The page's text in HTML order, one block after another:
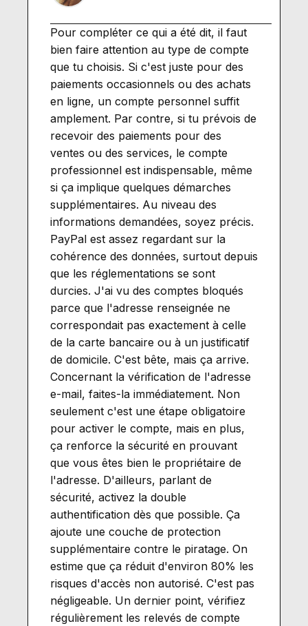
Pour compléter ce qui a été dit, il faut
bien faire attention au type de compte
que tu choisis. Si c'est juste pour des
paiements occasionnels ou des achats
en ligne, un compte personnel suffit
amplement. Par contre, si tu prévois de
recevoir des paiements pour des
ventes ou des services, le compte
professionnel est indispensable, même
si ça implique quelques démarches
supplémentaires. Au niveau des
informations demandées, soyez précis.
PayPal est assez regardant sur la
cohérence des données, surtout depuis
que les réglementations se sont
durcies. J'ai vu des comptes bloqués
parce que l'adresse renseignée ne
correspondait pas exactement à celle
de la carte bancaire ou à un justificatif
de domicile. C'est bête, mais ça arrive.
Concernant la vérification de l'adresse
e-mail, faites-la immédiatement. Non
seulement c'est une étape obligatoire
pour activer le compte, mais en plus,
ça renforce la sécurité en prouvant
que vous êtes bien le propriétaire de
l'adresse. D'ailleurs, parlant de
sécurité, activez la double
authentification dès que possible. Ça
ajoute une couche de protection
supplémentaire contre le piratage. On
estime que ça réduit d'environ 80% les
risques d'accès non autorisé. C'est pas
négligeable. Un dernier point, vérifiez
régulièrement les relevés de compte